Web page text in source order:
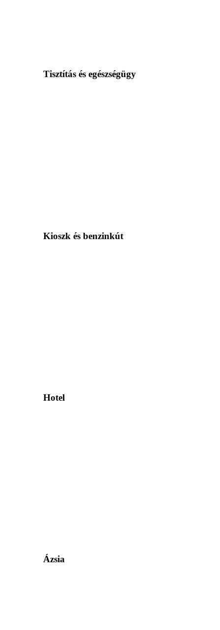
Tisztítás és egészségügy
Kioszk és benzinkút
Hotel
Ázsia